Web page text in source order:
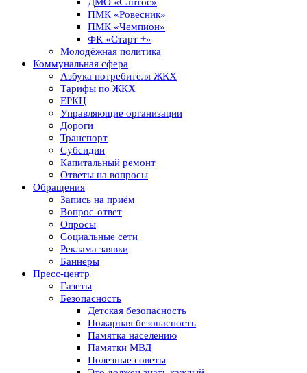
ДМО «Сантос»
ПМК «Ровесник»
ПМК «Чемпион»
ФК «Старт +»
Молодёжная политика
Коммунальная сфера
Азбука потребителя ЖКХ
Тарифы по ЖКХ
ЕРКЦ
Управляющие организации
Дороги
Транспорт
Субсидии
Капитальный ремонт
Ответы на вопросы
Обращения
Запись на приём
Вопрос-ответ
Опросы
Социальные сети
Реклама заявки
Баннеры
Пресс-центр
Газеты
Безопасность
Детская безопасность
Пожарная безопасность
Памятка населению
Памятки МВД
Полезные советы